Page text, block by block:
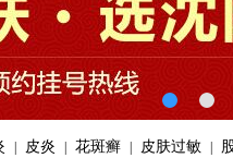
皮炎 花斑癣 皮肤过敏